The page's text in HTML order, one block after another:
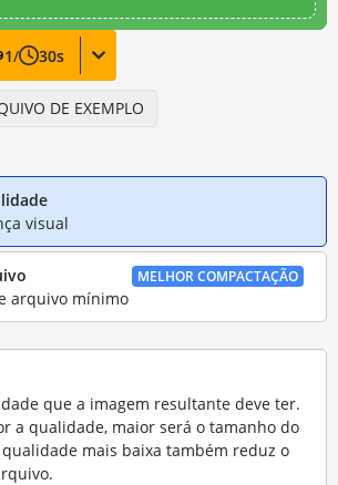
1/ 30s
DE EXEMPLO
visual
arquivo mínimo
MELHOR COMPACTAÇÃO
que a imagem resultante deve ter.
a qualidade, maior será o tamanho do
mais baixa também reduz o